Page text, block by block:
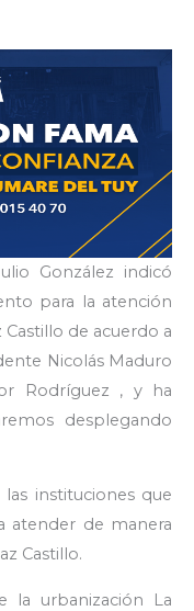
González indicó
para la atención
de acuerdo a
Nicolás Maduro
Rodríguez , y ha
desplegando
instituciones que
atender de manera
Castillo.
la urbanización La